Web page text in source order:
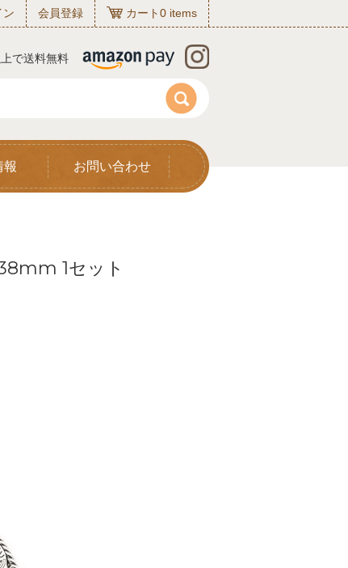
ン 会員登録 カート0 items
で送料無料
報 お問い合わせ
1セット